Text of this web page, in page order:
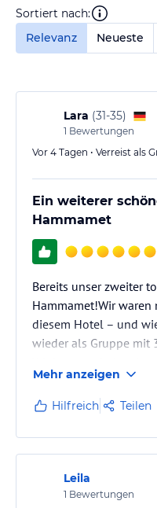
Sortiert nach:
Relevanz
Neueste
Lara (31-35)
1 Bewertungen
Vor 4 Tagen • Verreist als
Ein weiterer
Hammamet
Bereits unser zweiter
Hammamet!Wir
diesem Hotel – und
wieder als Gruppe mit
Aufenthalt. Die Lage in
einfach ideal, man ist
schönen
gesamte Personal:
herzlich! Vor allem
fantastischen Job
Mehr anzeigen
Hilfreich Teilen
Leila
1 Bewertungen